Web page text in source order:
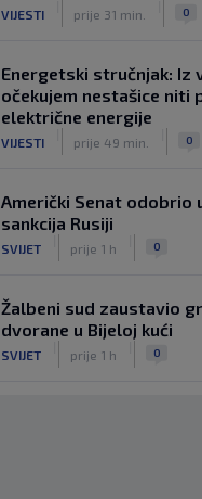
VIJESTI prije 31 min. 0
Energetski stručnjak: Iz
očekujem nestašice niti
električne energije
VIJESTI prije 49 min. 0
Američki Senat odobrio
sankcija Rusiji
SVIJET prije 1 h 0
Žalbeni sud zaustavio
dvorane u Bijeloj kući
SVIJET prije 1 h 0